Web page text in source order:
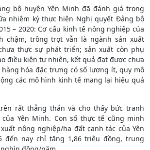
bộ huyện Yên Minh đã đánh giá trong
nhiệm kỳ thực hiện Nghị quyết Đảng bộ
– 2020: Cơ cấu kinh tế nông nghiệp của
chậm, trồng trọt vẫn là ngành sản xuất
thực sự phát triển; sản xuất còn phụ
điều kiện tự nhiên, kết quả đạt được chưa
hàng hóa đặc trưng có số lượng ít, quy mô
các mô hình kinh tế mang lại hiệu quả
rất thẳng thắn và cho thấy bức tranh
Yên Minh. Con số thực tế cũng minh
nông nghiệp/ha đất canh tác của Yên
đến nay chỉ tăng 1,86 triệu đồng, trung